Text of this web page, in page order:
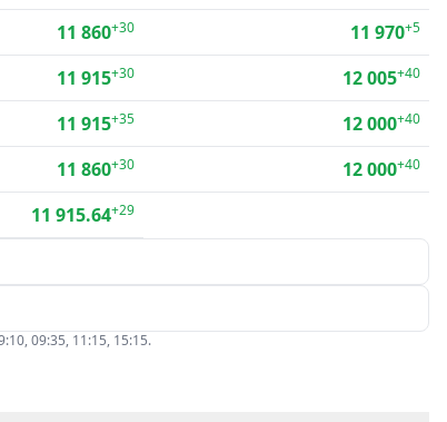
11 860+30 11 970+5
11 915+30 12 005+40
11 915+35 12 000+40
11 860+30 12 000+40
11 915.64+29
09:35, 11:15, 15:15.